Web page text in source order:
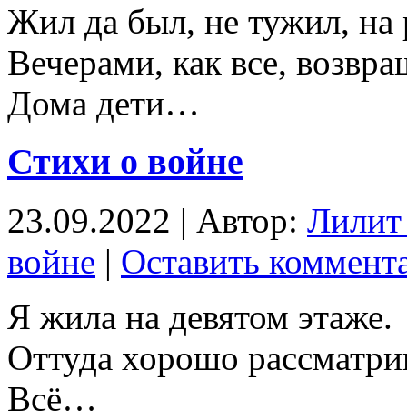
Жил да был, не тужил, на
Вечерами, как все,
Дома дети…
Стихи о войне
23.09.2022 | Автор:
войне | Оставить
Я жила на девятом этаже.
Оттуда хорошо
Всë…